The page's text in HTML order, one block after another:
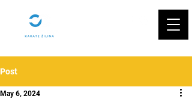
Post
May 6, 2024